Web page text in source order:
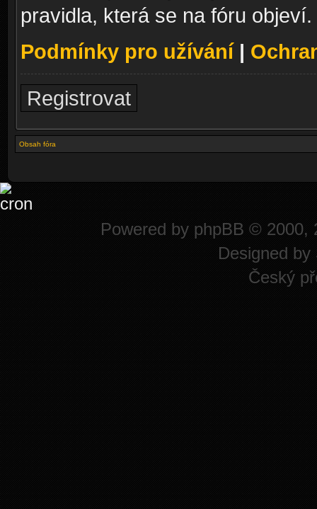
pravidla, která se na fóru objeví.
Podmínky pro užívání|
Registrovat
Obsah fóra
Powered by phpBB © 2000,
Designed by
Český